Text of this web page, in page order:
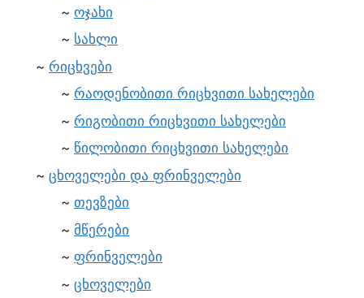
ოჯახი
სახლი
რიცხვები
რაოდენობითი რიცხვითი სახელები
რიგობითი რიცხვითი სახელები
წილობითი რიცხვითი სახელები
ცხოველები და ფრინველები
თევზები
მწერები
ფრინველები
ცხოველები